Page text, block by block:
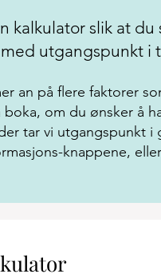
kalkulator slik at
utgangspunkt i
an på flere faktorer
om du ønsker å
tar vi utgangspunkt i
knappene,